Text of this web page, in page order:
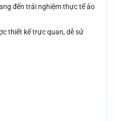
đến trải nghiệm thực tế ảo
thiết kế trực quan, dễ sử